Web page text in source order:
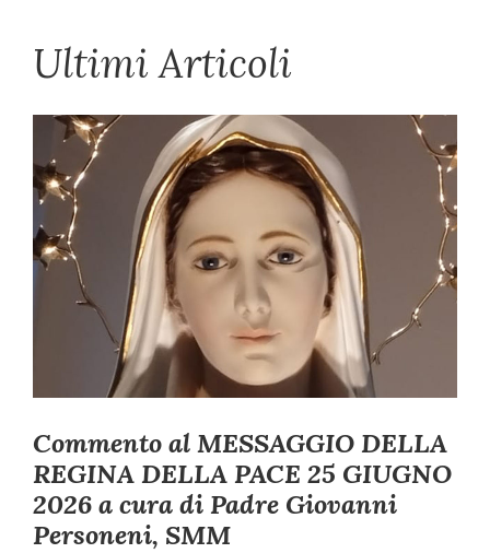
Ultimi Articoli
Commento al MESSAGGIO DELLA
REGINA DELLA PACE 25 GIUGNO
2026 a cura di Padre Giovanni
Personeni, SMM